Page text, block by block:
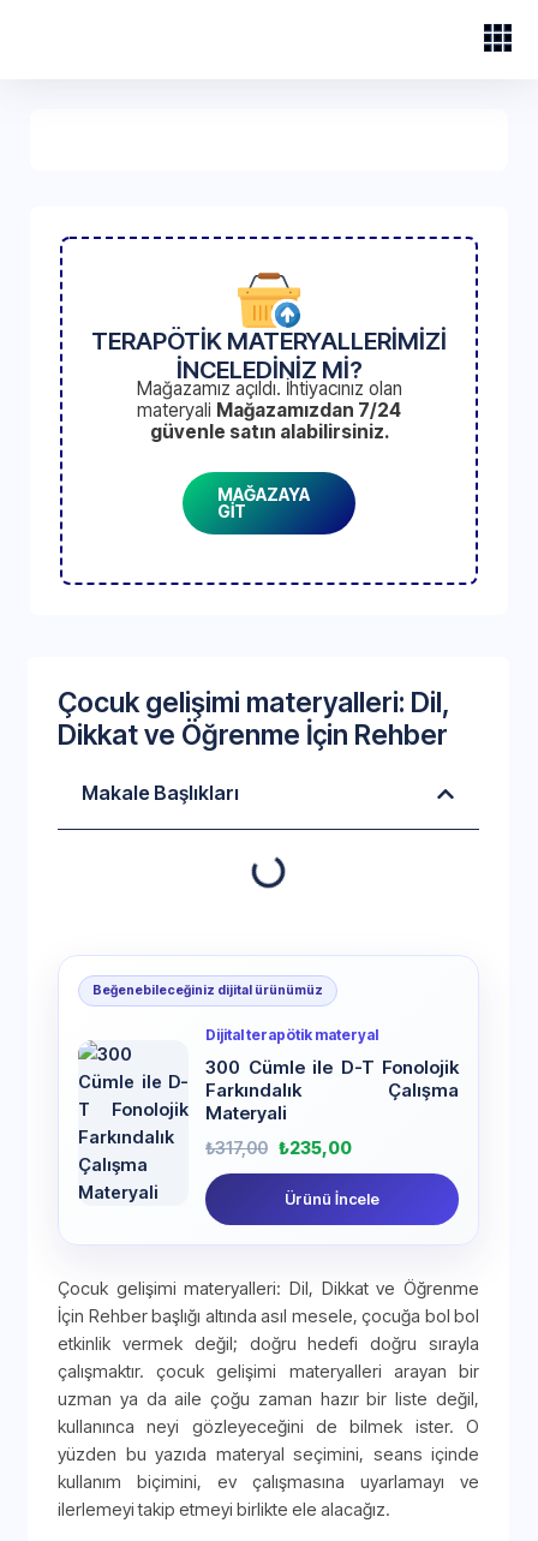
TERAPÖTİK MATERYALLERİMİZİ
İNCELEDİNİZ Mİ?
Mağazamız açıldı. İhtiyacınız olan
materyali Mağazamızdan 7/24
güvenle satın alabilirsiniz.
MAĞAZAYA
GİT
Çocuk gelişimi materyalleri: Dil,
Dikkat ve Öğrenme İçin Rehber
Makale Başlıkları
Beğenebileceğiniz dijital ürünümüz
Dijital terapötik materyal
300 Cümle ile D-T Fonolojik
Farkındalık Çalışma
Materyali
₺317,00 ₺235,00
Ürünü İncele
Çocuk gelişimi materyalleri: Dil, Dikkat ve Öğrenme
İçin Rehber başlığı altında asıl mesele, çocuğa bol bol
etkinlik vermek değil; doğru hedefi doğru sırayla
çalışmaktır. çocuk gelişimi materyalleri arayan bir
uzman ya da aile çoğu zaman hazır bir liste değil,
kullanınca neyi gözleyeceğini de bilmek ister. O
yüzden bu yazıda materyal seçimini, seans içinde
kullanım biçimini, ev çalışmasına uyarlamayı ve
ilerlemeyi takip etmeyi birlikte ele alacağız.